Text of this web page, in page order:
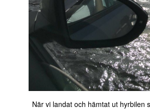
När vi landat och hämtat ut hyrbilen